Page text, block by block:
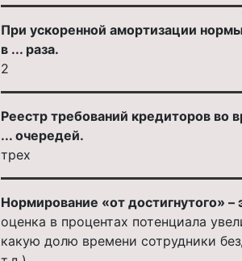
При ускоренной амортизации
в ... раза.
2
Реестр требований кредиторов во
... очередей.
трех
Нормирование «от достигнутого» –
оценка в процентах потенциала
какую долю времени сотрудники